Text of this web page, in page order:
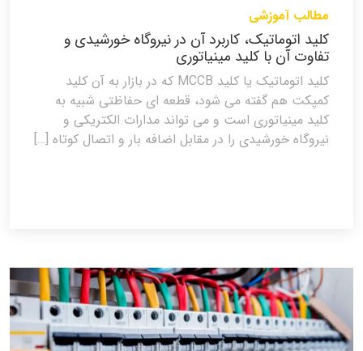
مطالب آموزشی
کلید اتوماتیک، کاربرد آن در نیروگاه خورشیدی و
تفاوت آن با کلید مینیاتوری
کلید اتوماتیک یا کلید MCCB که در بازار به آن کلید
کمپکت هم گفته می شود، قطعه ای حفاظتی شبیه به
کلید مینیاتوری است و می تواند مدارات الکتریکی و
نیروگاه خورشیدی را در مقابل اضافه بار و اتصال کوتاه […]